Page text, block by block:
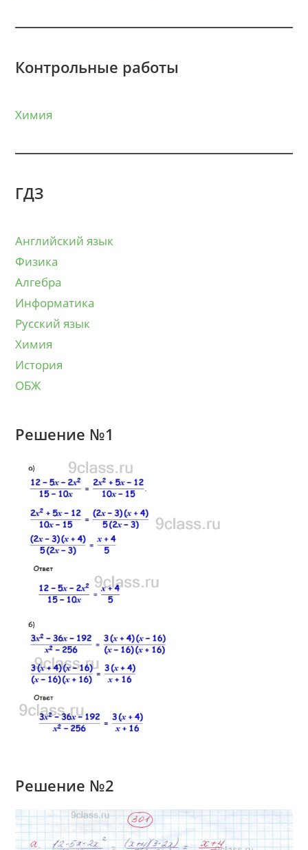
Контрольные работы
Химия
ГДЗ
Английский язык
Физика
Алгебра
Информатика
Русский язык
Химия
История
ОБЖ
Решение №1
Решение №2